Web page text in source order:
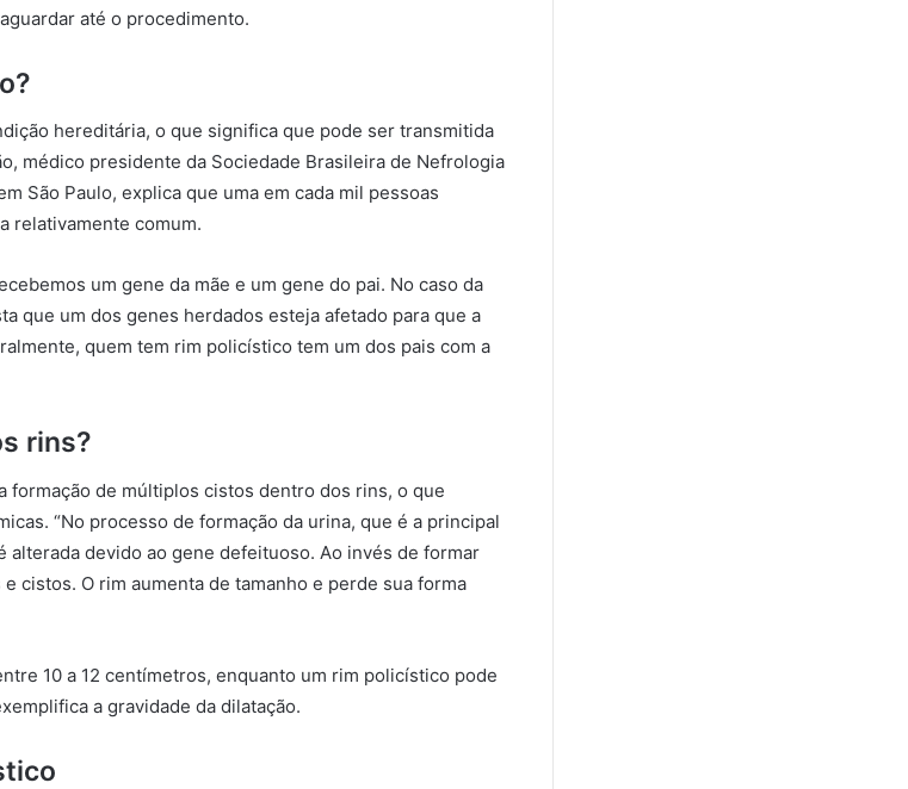
até o procedimento.
hereditária, o que significa que pode ser transmitida
médico presidente da Sociedade Brasileira de Nefrologia
São Paulo, explica que uma em cada mil pessoas
relativamente comum.
um gene da mãe e um gene do pai. No caso da
que um dos genes herdados esteja afetado para que a
quem tem rim policístico tem um dos pais com a
rins?
formação de múltiplos cistos dentro dos rins, o que
“No processo de formação da urina, que é a principal
alterada devido ao gene defeituoso. Ao invés de formar
cistos. O rim aumenta de tamanho e perde sua forma
10 a 12 centímetros, enquanto um rim policístico pode
a gravidade da dilatação.